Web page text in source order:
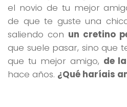
el novio de tu mejor
de que te guste una
saliendo con un cretino
que suele pasar, sino que
que tu mejor amigo, de
hace años. ¿Qué haríais